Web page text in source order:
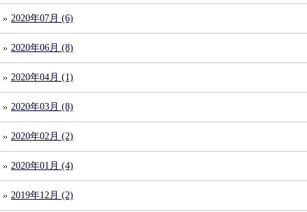
2020年07月 (6)
2020年06月 (8)
2020年04月 (1)
2020年03月 (8)
2020年02月 (2)
2020年01月 (4)
2019年12月 (2)